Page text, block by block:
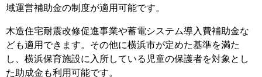
域運営補助金の制度が適用可能です。
木造住宅耐震改修促進事業や蓄電システム導入費補助金な
ども適用できます。その他に横浜市が定めた基準を満た
し、横浜保育施設に入所している児童の保護者を対象とし
た助成金も利用可能です。